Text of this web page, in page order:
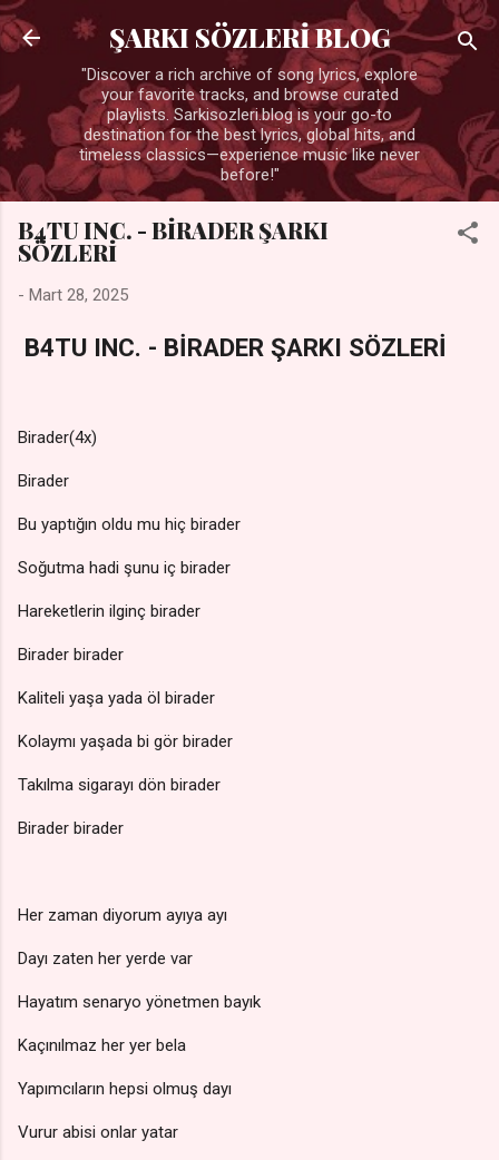
Ana içeriğe atla
ŞARKI SÖZLERİ BLOG
"Discover a rich archive of song lyrics, explore
your favorite tracks, and browse curated
playlists. Sarkisozleri.blog is your go-to
destination for the best lyrics, global hits, and
timeless classics—experience music like never
before!"
B4TU INC. - BİRADER ŞARKI
SÖZLERİ
- Mart 28, 2025
B4TU INC. - BİRADER ŞARKI SÖZLERİ
Birader(4x)
Birader
Bu yaptığın oldu mu hiç birader
Soğutma hadi şunu iç birader
Hareketlerin ilginç birader
Birader birader
Kaliteli yaşa yada öl birader
Kolaymı yaşada bi gör birader
Takılma sigarayı dön birader
Birader birader
Her zaman diyorum ayıya ayı
Dayı zaten her yerde var
Hayatım senaryo yönetmen bayık
Kaçınılmaz her yer bela
Yapımcıların hepsi olmuş dayı
Vurur abisi onlar yatar